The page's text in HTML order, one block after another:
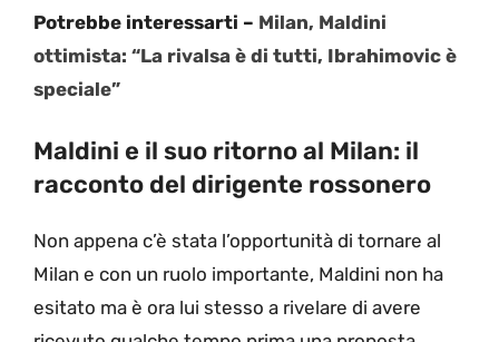
Potrebbe interessarti – Milan, Maldini
ottimista: “La rivalsa è di tutti, Ibrahimovic è
speciale”
Maldini e il suo ritorno al Milan: il
racconto del dirigente rossonero
Non appena c’è stata l’opportunità di tornare al
Milan e con un ruolo importante, Maldini non ha
esitato ma è ora lui stesso a rivelare di avere